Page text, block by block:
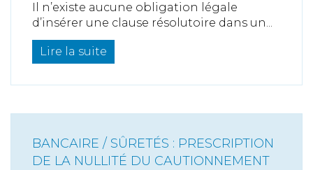
Il n’existe aucune obligation légale
d’insérer une clause résolutoire dans un...
Lire la suite
BANCAIRE / SÛRETÉS : PRESCRIPTION
DE LA NULLITÉ DU CAUTIONNEMENT